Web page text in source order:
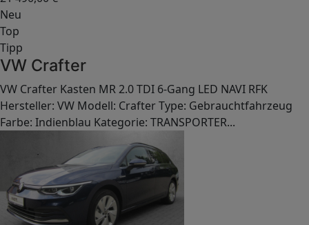
Neu
Top
Tipp
VW Crafter
VW Crafter Kasten MR 2.0 TDI 6-Gang LED NAVI RFK
Hersteller: VW Modell: Crafter Type: Gebrauchtfahrzeug
Farbe: Indienblau Kategorie: TRANSPORTER...